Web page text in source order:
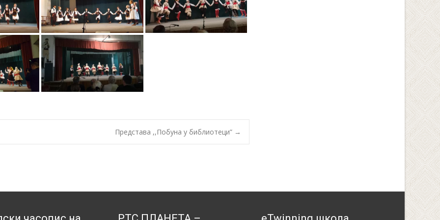
Представа ,,Побуна у библиотеци” →